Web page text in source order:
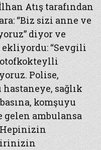
Atış tarafından
“Biz sizi anne ve
diyor ve
“Sevgili
Polise,
sağlık
komşuyu
gelen ambulansa
Hepinizin